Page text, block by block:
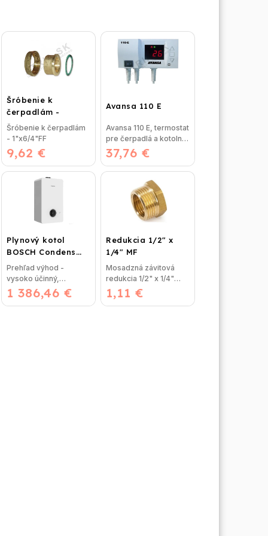
Šróbenie k
čerpadlám -
1"x6/4"FF
IVAR.SC
9,62 €
Šróbenie k čerpadlám
- 1"x6/4"FF
Avansa 110 E
37,76 €
Avansa 110 E, termostat
pre čerpadlá a kotolne
Termostat AVANSA
110-E je určený na...
Plynový kotol
BOSCH Condens
GC2300iW 24 P -
Závesný
kondenzačný
vykurovací kotol
1 386,46 €
Prehľad výhod -
vysoko účinný,
priestorovo úsporný -
intuitivne ovládaný
Redukcia 1/2" x
1/4" MF
1,11 €
Mosadzná závitová
redukcia 1/2" x 1/4"
MF je najpoužívanejší
spoj...